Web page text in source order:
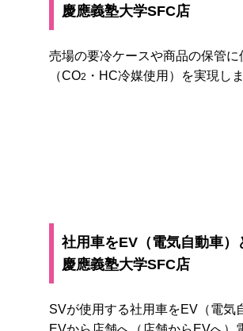
慶應義塾大学SFC店
売場の要冷ケースや商品の保管
（CO2 ・HC冷媒使用）を実現し
社用車をEV（電気自動車
慶應義塾大学SFC店
SVが使用する社用車をEV（電気